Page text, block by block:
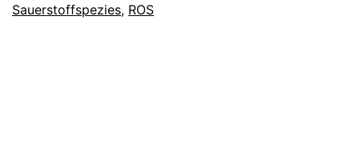
Sauerstoffspezies, ROS